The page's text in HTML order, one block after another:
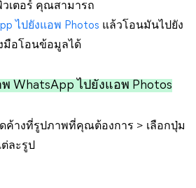
วเตอร์ คุณสามารถ
ไปยังแอพ Photos แล้วโอนมันไปยัง
มือโอนข้อมูลได้
WhatsApp ไปยังแอพ Photos
างที่รูปภาพที่คุณต้องการ > เลือกปุ่ม
ละรูป